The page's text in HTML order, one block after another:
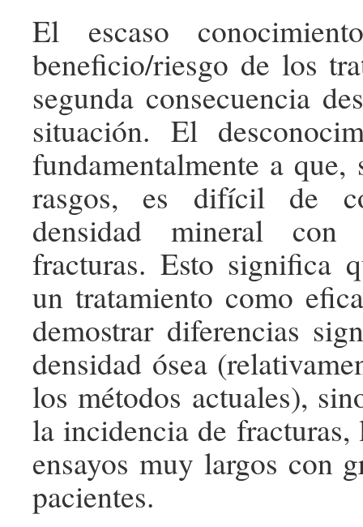
El escaso
beneficio/riesgo de los
segunda consecuencia
situación. El
fundamentalmente a que,
rasgos, es difícil de
densidad mineral
fracturas. Esto significa
un tratamiento como
demostrar diferencias
densidad ósea
los métodos actuales),
la incidencia de
ensayos muy largos con
pacientes.